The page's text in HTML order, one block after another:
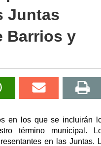
Juntas
Barrios y
en los que se incluirán
término municipal.
en las Juntas.